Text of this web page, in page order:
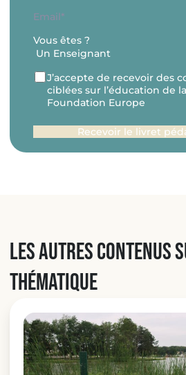
postal
E-
Vous êtes ?
RGPDJ’accepte de recevoir des
ciblées sur l’éducation de
Foundation Europe
Les autres contenus
thématique